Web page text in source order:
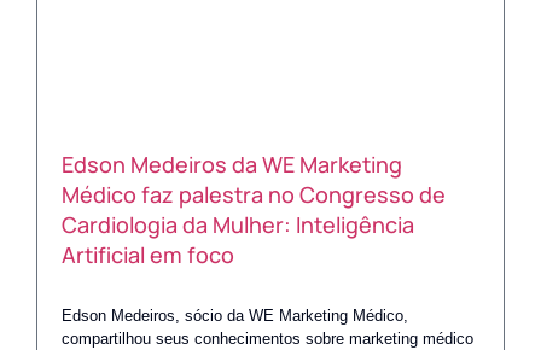
Edson Medeiros da WE Marketing
Médico faz palestra no Congresso de
Cardiologia da Mulher: Inteligência
Artificial em foco
Edson Medeiros, sócio da WE Marketing Médico,
compartilhou seus conhecimentos sobre marketing médico